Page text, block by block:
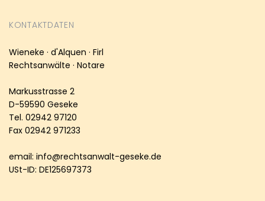
KONTAKTDATEN
Wieneke · d'Alquen · Firl
Rechtsanwälte · Notare
Markusstrasse 2
D-59590 Geseke
Tel. 02942 97120
Fax 02942 971233
email: info@rechtsanwalt-geseke.de
USt-ID: DE125697373